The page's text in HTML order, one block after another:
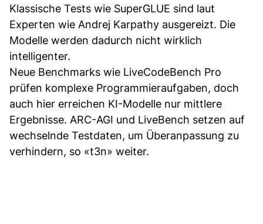
Klassische Tests wie SuperGLUE sind laut
Experten wie Andrej Karpathy ausgereizt. Die
Modelle werden dadurch nicht wirklich
intelligenter.
Neue Benchmarks wie LiveCodeBench Pro
prüfen komplexe Programmieraufgaben, doch
auch hier erreichen KI-Modelle nur mittlere
Ergebnisse. ARC-AGI und LiveBench setzen auf
wechselnde Testdaten, um Überanpassung zu
verhindern, so «t3n» weiter.